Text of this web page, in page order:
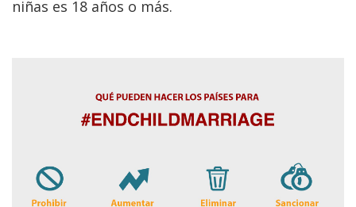
niñas es 18 años o más.